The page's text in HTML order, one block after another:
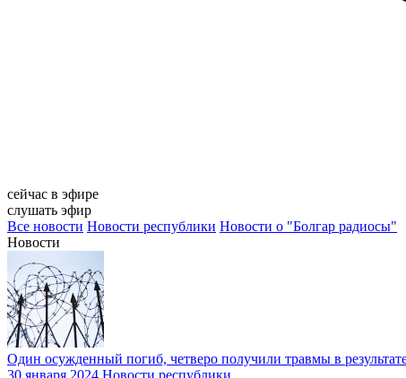
сейчас в эфире
слушать эфир
Все новости Новости республики Новости о "Болгар радиосы"
Новости
Один осужденный погиб, четверо получили травмы в